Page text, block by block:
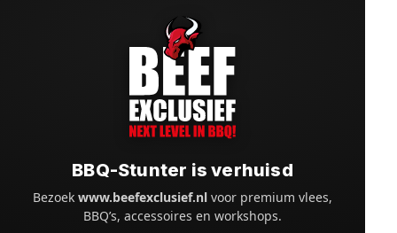
BBQ-Stunter is verhuisd
Bezoekwww.beefexclusief.nl voor premium vlees,
BBQ’s, accessoires en workshops.